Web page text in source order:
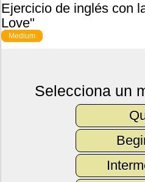
Ejercicio de inglés con
Love"
Medium
Selecciona un